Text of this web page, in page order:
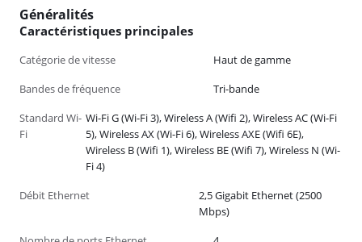
Généralités
Caractéristiques principales
Catégorie de vitesse
Haut de gamme
Bandes de fréquence
Tri-bande
Standard Wi-
Fi
Wi-Fi G (Wi-Fi 3), Wireless A (Wifi 2), Wireless AC (Wi-Fi
5), Wireless AX (Wi-Fi 6), Wireless AXE (Wifi 6E),
Wireless B (Wifi 1), Wireless BE (Wifi 7), Wireless N (Wi-
Fi 4)
Débit Ethernet
2,5 Gigabit Ethernet (2500
Mbps)